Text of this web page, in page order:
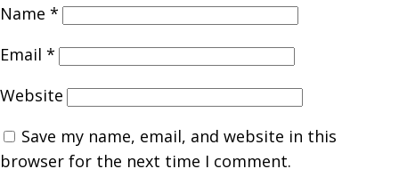
Name *
Email *
Website
Save my name, email, and website in this
browser for the next time I comment.